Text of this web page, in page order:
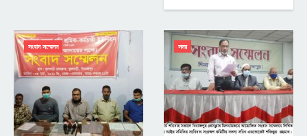
সংবাদ সম্মেলন সদর